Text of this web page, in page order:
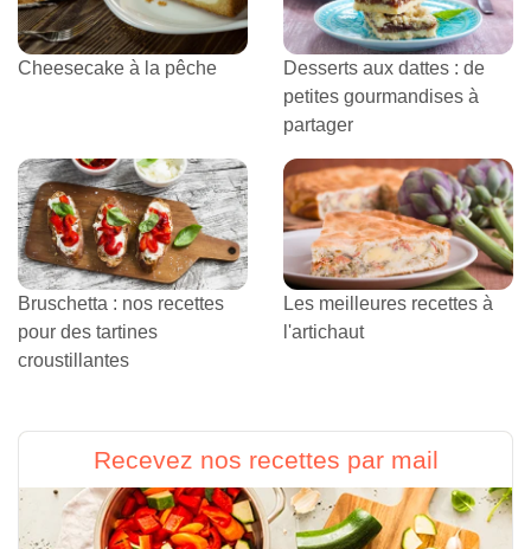
Cheesecake à la pêche
Desserts aux dattes : de
petites gourmandises à
partager
Bruschetta : nos recettes
pour des tartines
croustillantes
Les meilleures recettes à
l'artichaut
Recevez nos recettes par mail